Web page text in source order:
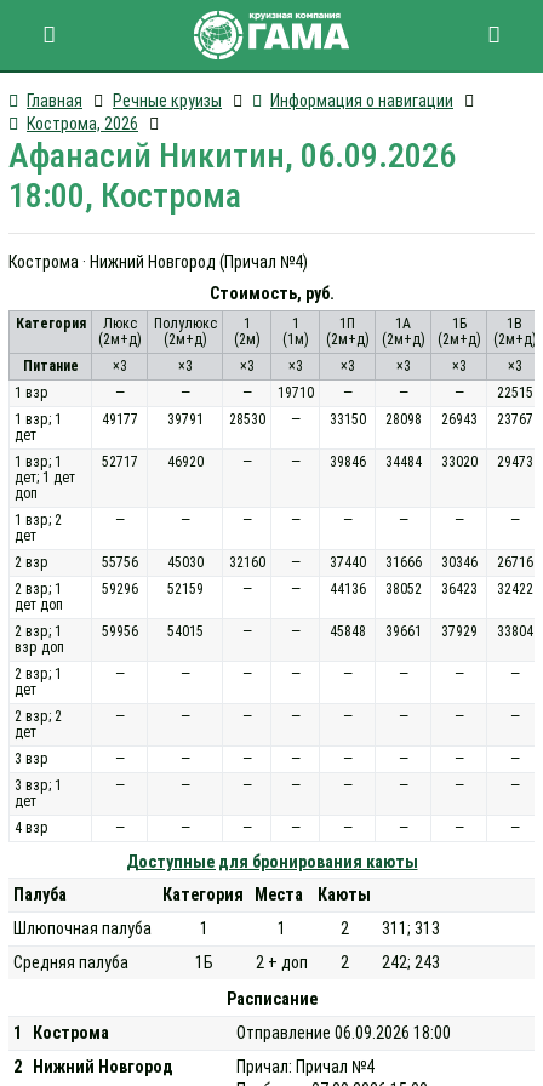
Главная Речные круизы
Информация о навигации
Кострома, 2026
Афанасий Никитин, 06.09.2026
18:00, Кострома
Кострома · Нижний Новгород (Причал №4)
Стоимость, руб.
Категория
Люкс
(2м+д)
Полулюкс
(2м+д)
1
(2м)
1
(1м)
1П
(2м+д)
1А
(2м+д)
1Б
(2м+д)
1В
(2м+д)
Питание
×3 ×3 ×3 ×3 ×3 ×3 ×3
×3
1 взр
— — — 19710 — — —
22515
1 взр; 1
дет
49177 39791 28530 — 33150 28098 26943 23767
1 взр; 1
дет; 1 дет
доп
52717 46920 — — 39846 34484 33020 29473
1 взр; 2
дет
— — — — — — — —
2 взр 55756 45030 32160 — 37440 31666 30346
26716
2 взр; 1
дет доп
59296 52159 — — 44136 38052 36423 32422
2 взр; 1
взр доп
59956 54015 — — 45848 39661 37929 33804
2 взр; 1
дет
— — — — — — — —
2 взр; 2
дет
— — — — — — — —
3 взр — — — — — — —
—
3 взр; 1
дет
— — — — — — — —
4 взр — — — — — — — —
Доступные для бронирования каюты
Палуба
Категория Места
Каюты
Шлюпочная палуба
1 1 2
311; 313
Средняя палуба
1Б 2 + доп 2
242; 243
Расписание
1
Кострома
Отправление 06.09.2026 18:00
2
Нижний Новгород
Причал: Причал №4